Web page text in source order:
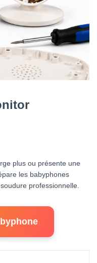
plus ou présente une
les babyphones
professionnelle.